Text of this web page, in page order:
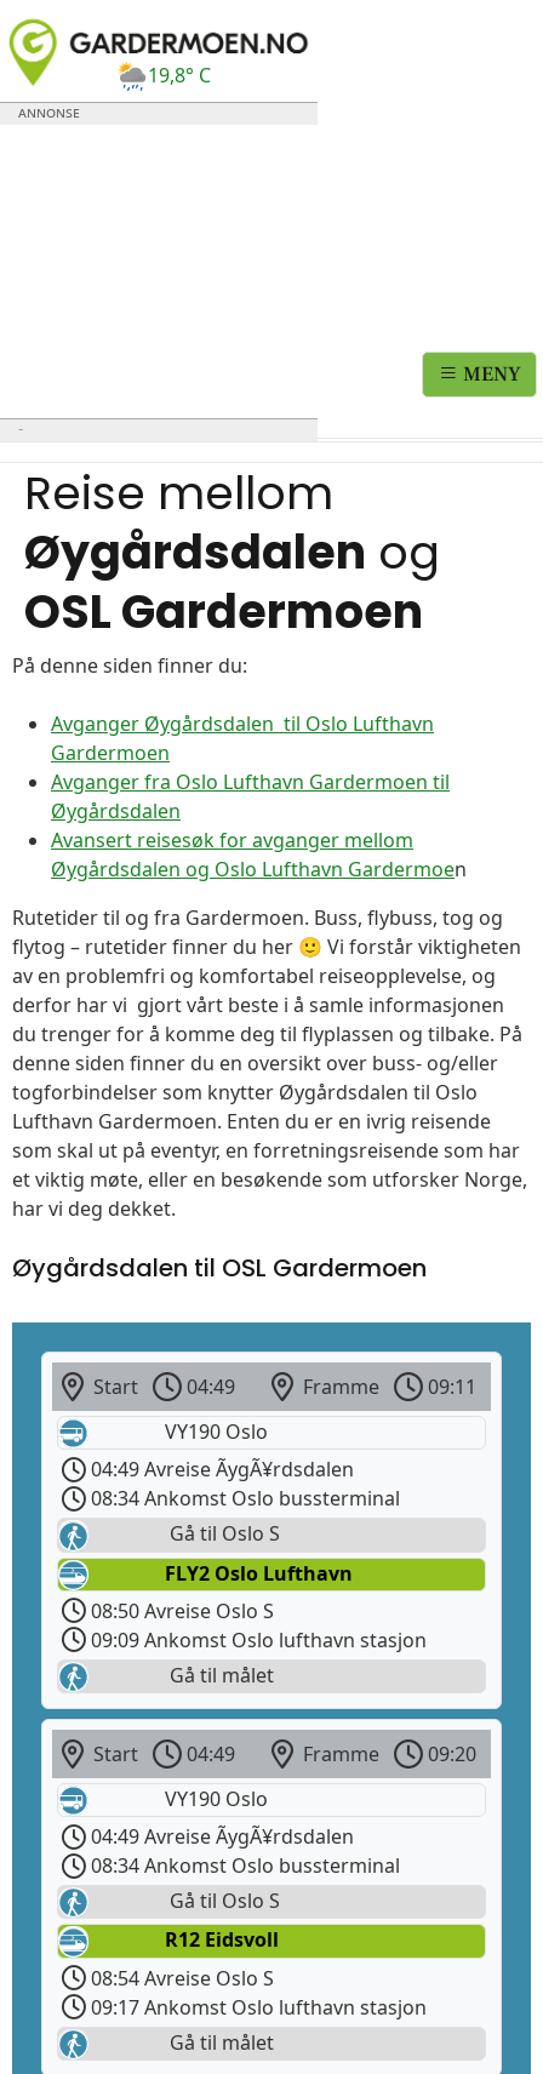
19,8° C
MENY
Reise mellom
Øygårdsdalen og
OSL Gardermoen
På denne siden finner du:
Avganger Øygårdsdalen til Oslo Lufthavn
Gardermoen
Avganger fra Oslo Lufthavn Gardermoen til
Øygårdsdalen
Avansert reisesøk for avganger mellom
Øygårdsdalen og Oslo Lufthavn Gardermoen
Rutetider til og fra Gardermoen. Buss, flybuss, tog og
flytog – rutetider finner du her 🙂 Vi forstår viktigheten
av en problemfri og komfortabel reiseopplevelse, og
derfor har vi gjort vårt beste i å samle informasjonen
du trenger for å komme deg til flyplassen og tilbake. På
denne siden finner du en oversikt over buss- og/eller
togforbindelser som knytter Øygårdsdalen til Oslo
Lufthavn Gardermoen. Enten du er en ivrig reisende
som skal ut på eventyr, en forretningsreisende som har
et viktig møte, eller en besøkende som utforsker Norge,
har vi deg dekket.
Øygårdsdalen til OSL Gardermoen
Start 04:49 Framme
09:11
VY190 Oslo
04:49 Avreise ÃygÃ¥rdsdalen
08:34 Ankomst Oslo bussterminal
Gå til Oslo S
FLY2 Oslo Lufthavn
08:50 Avreise Oslo S
09:09 Ankomst Oslo lufthavn stasjon
Gå til målet
Start 04:49 Framme
09:20
VY190 Oslo
04:49 Avreise ÃygÃ¥rdsdalen
08:34 Ankomst Oslo bussterminal
Gå til Oslo S
R12 Eidsvoll
08:54 Avreise Oslo S
09:17 Ankomst Oslo lufthavn stasjon
Gå til målet